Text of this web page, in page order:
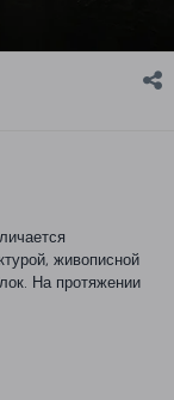
живописной
На протяжении